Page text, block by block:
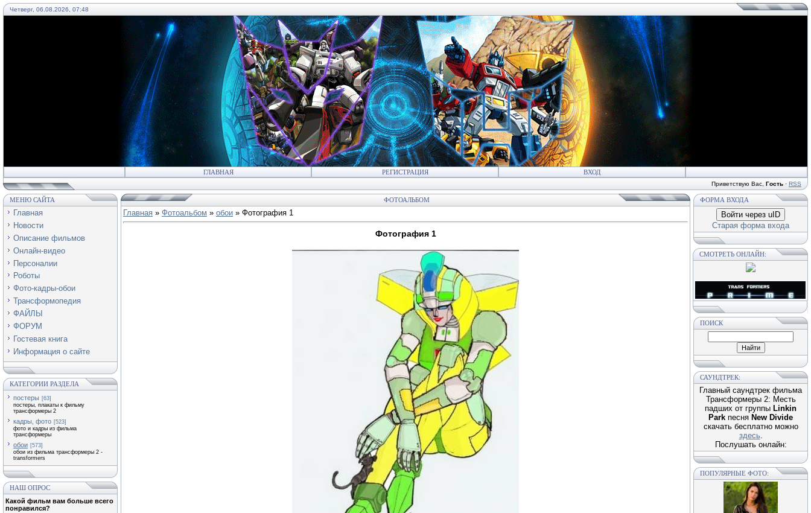
Четверг, 06.08.2026, 07:48
ГЛАВНАЯ РЕГИСТРАЦИЯ ВХОД
Приветствую Вас Гость · RSS
МЕНЮ САЙТА
Главная
Новости
Описание фильмов
Онлайн-видео
Персоналии
Роботы
Фото-кадры-обои
Трансформопедия
ФАЙЛЫ
ФОРУМ
Гостевая книга
Информация о сайте
КАТЕГОРИИ РАЗДЕЛА
постеры [63]
постеры, плакаты к фильму
трансформеры 2
кадры, фото [523]
фото и кадры из фильма
трансформеры
обои [573]
обои из фильма трансформеры 2 -
transformers
НАШ ОПРОС
Какой фильм вам больше всего
понравился?
ФОТОАЛЬБОМ
Главная » Фотоальбом » обои » Фотография 1
Фотография 1
ФОРМА ВХОДА
Войти через uID
Старая форма входа
СМОТРЕТЬ ОНЛАЙН:
ПОИСК
САУНДТРЕК:
Главный саундтрек фильма
Трансформеры 2: Месть
падших от группы Linkin
Park песня New Divide
скачать бесплатно можно
здесь.
Послушать онлайн:
ПОПУЛЯРНЫЕ ФОТО: